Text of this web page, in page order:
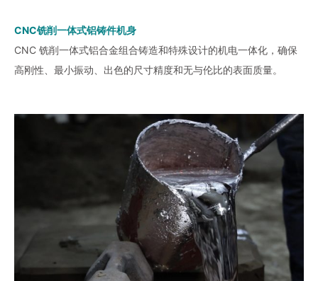
CNC铣削一体式铝铸件机身
CNC 铣削一体式铝合金组合铸造和特殊设计的机电一体化，确保
高刚性、最小振动、出色的尺寸精度和无与伦比的表面质量。